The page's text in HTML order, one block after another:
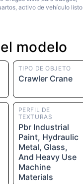
activo de vehículo listo
modelo
TIPO DE OBJETO
Crawler Crane
PERFIL DE
TEXTURAS
Pbr Industrial
Paint, Hydraulic
Metal, Glass,
And Heavy Use
Machine
Materials